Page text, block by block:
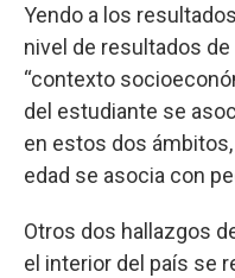
Yendo a los
nivel de resultados
“contexto
del estudiante se
en estos dos
edad se asocia con
Otros dos hallazgos
el interior del país se